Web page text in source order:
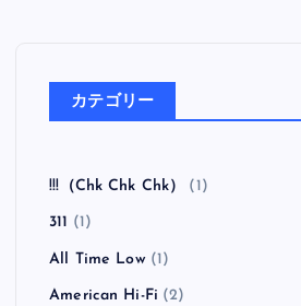
カテゴリー
!!!（Chk Chk Chk） (1)
311 (1)
All Time Low(1)
American Hi-Fi (2)